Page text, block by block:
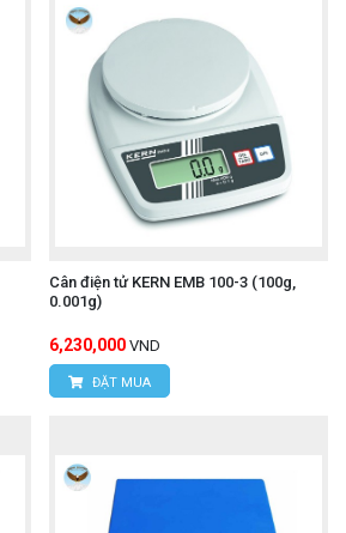
Cân điện tử KERN EMB 100-3 (100g,
0.001g)
6,230,000 VND
ĐẶT MUA